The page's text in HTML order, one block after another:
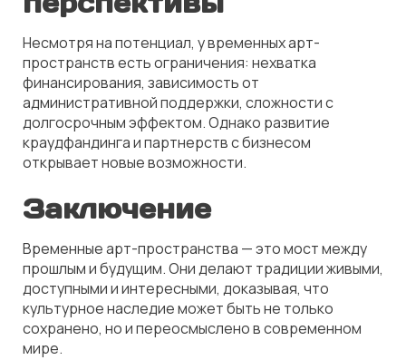
Несмотря на потенциал, у временных арт-
пространств есть ограничения: нехватка
финансирования, зависимость от
административной поддержки, сложности с
долгосрочным эффектом. Однако развитие
краудфандинга и партнерств с бизнесом
открывает новые возможности.
Заключение
Временные арт-пространства — это мост между
прошлым и будущим. Они делают традиции живыми,
доступными и интересными, доказывая, что
культурное наследие может быть не только
сохранено, но и переосмыслено в современном
мире.